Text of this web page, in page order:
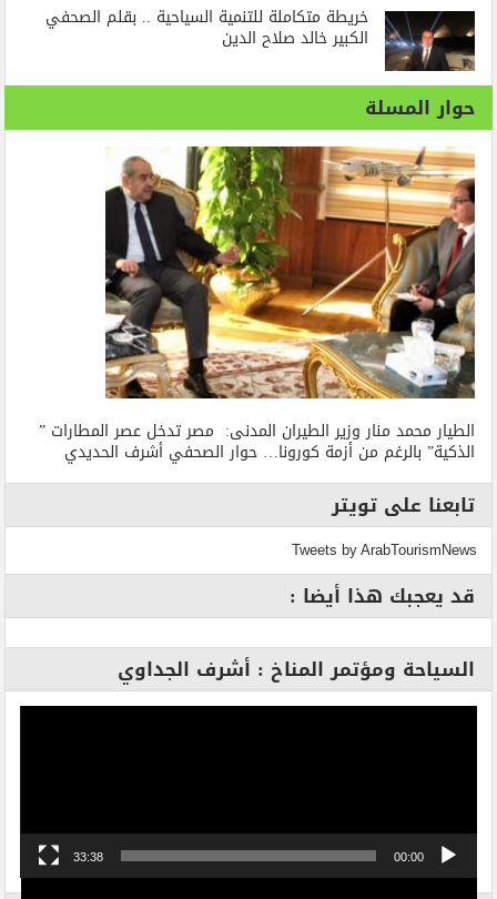
خريطة متكاملة للتنمية السياحية .. بقلم الصحفي
الكبير خالد صلاح الدين
حوار المسلة
الطيار محمد منار وزير الطيران المدنى: مصر تدخل عصر المطارات ”
الذكية” بالرغم من أزمة كورونا… حوار الصحفي أشرف الحديدي
تابعنا على تويتر
Tweets by ArabTourismNews
قد يعجبك هذا أيضا :
السياحة ومؤتمر المناخ : أشرف الجداوي
00:00
33:38